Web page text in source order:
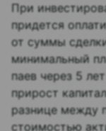
При
придется
от суммы
минимальный
паев через 5
прирост
разнице между
стоимостью